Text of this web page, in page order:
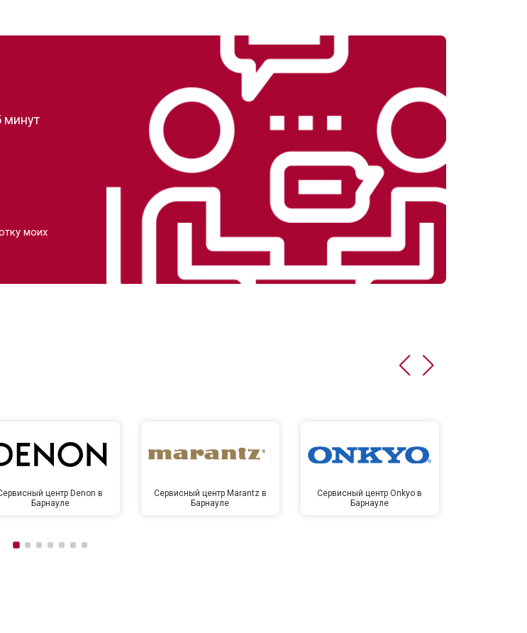
минут
моих
центр Denon в
Барнауле
Сервисный центр Marantz в
Барнауле
Сервисный центр Onkyo в
Барнауле